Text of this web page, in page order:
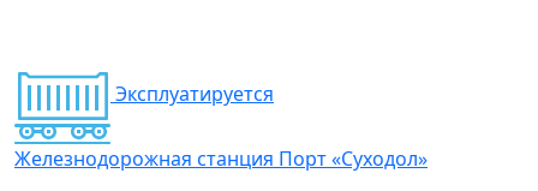
Эксплуатируется
Железнодорожная станция Порт «Суходол»